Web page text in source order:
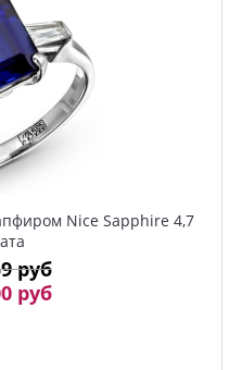
Nice Sapphire 4,7
руб
руб